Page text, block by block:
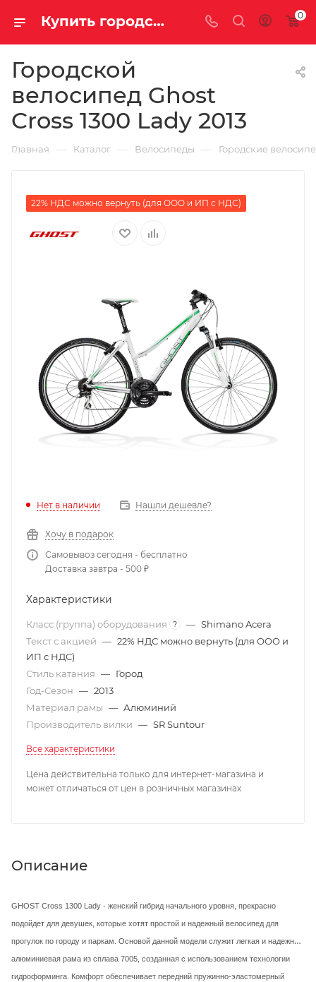
Купить городской велосипед Ghost Cross 1300 Lady 2013 за 29530.00000000 в Саратове и Энгельсе 0
Городской
велосипед Ghost
Cross 1300 Lady 2013
Главная — Каталог — Велосипеды — Городские
22% НДС можно вернуть (для ООО и ИП с НДС)
Нет в наличии Нашли дешевле?
Хочу в подарок
Самовывоз сегодня - бесплатно
Доставка завтра - 500 ₽
Характеристики
Класс (группа) оборудования ? — Shimano Acera
Текст с акцией — 22% НДС можно вернуть (для ООО и
ИП с НДС)
Стиль катания — Город
Год-Сезон — 2013
Материал рамы — Алюминий
Производитель вилки — SR Suntour
Все характеристики
Цена действительна только для интернет-магазина и
может отличаться от цен в розничных магазинах
Описание
GHOST Cross 1300 Lady - женский гибрид начального уровня, прекрасно
подойдет для девушек, которые хотят простой и надежный велосипед для
прогулок по городу и паркам. Основой данной модели служит легкая и надежная
алюминиевая рама из сплава 7005, созданная с использованием технологии
гидроформинга. Комфорт обеспечивает передний пружинно-эластомерный